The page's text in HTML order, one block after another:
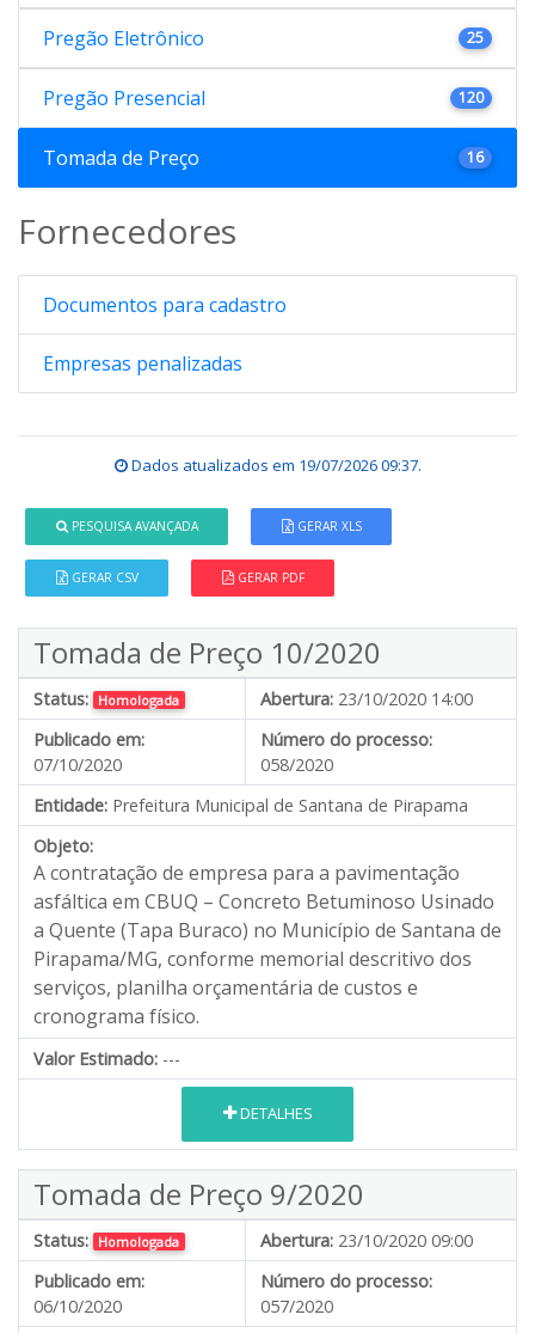
Pregão Eletrônico 25
Pregão Presencial 120
Tomada de Preço 16
Fornecedores
Documentos para cadastro
Empresas penalizadas
Dados atualizados em 19/07/2026 09:37.
PESQUISA AVANÇADA GERAR XLS
GERAR CSV GERAR PDF
Tomada de Preço 10/2020
Status: Homologada Abertura: 23/10/2020 14:00
Publicado em:
07/10/2020
Número do processo:
058/2020
Entidade: Prefeitura Municipal de Santana de Pirapama
Objeto:
A contratação de empresa para a pavimentação
asfáltica em CBUQ – Concreto Betuminoso Usinado
a Quente (Tapa Buraco) no Município de Santana de
Pirapama/MG, conforme memorial descritivo dos
serviços, planilha orçamentária de custos e
cronograma físico.
Valor Estimado: ---
DETALHES
Tomada de Preço 9/2020
Status: Homologada Abertura: 23/10/2020 09:00
Publicado em:
06/10/2020
Número do processo:
057/2020